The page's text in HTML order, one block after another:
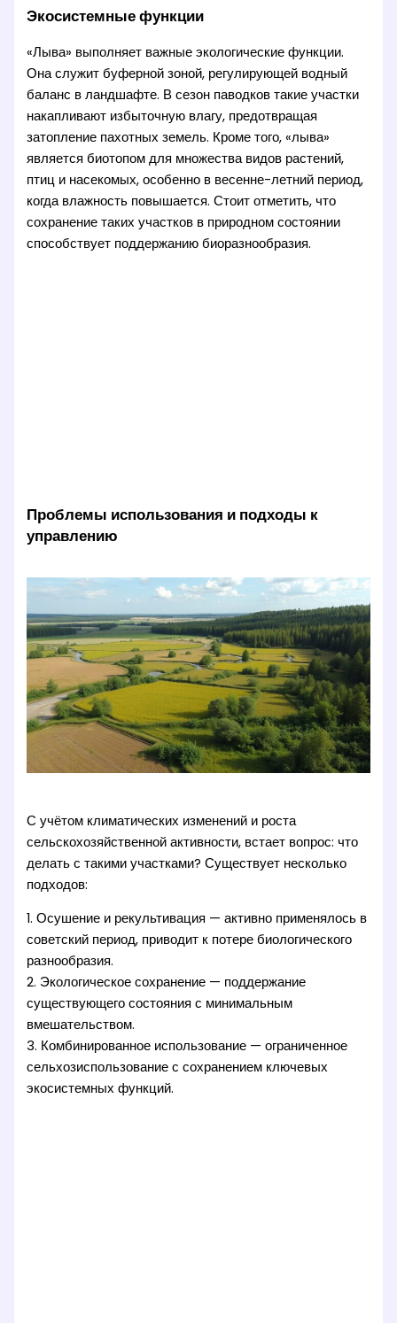
Экосистемные функции
«Лыва» выполняет важные экологические функции.
Она служит буферной зоной, регулирующей водный
баланс в ландшафте. В сезон паводков такие участки
накапливают избыточную влагу, предотвращая
затопление пахотных земель. Кроме того, «лыва»
является биотопом для множества видов растений,
птиц и насекомых, особенно в весенне-летний период,
когда влажность повышается. Стоит отметить, что
сохранение таких участков в природном состоянии
способствует поддержанию биоразнообразия.
Проблемы использования и подходы к
управлению
С учётом климатических изменений и роста
сельскохозяйственной активности, встает вопрос: что
делать с такими участками? Существует несколько
подходов:
1. Осушение и рекультивация — активно применялось в
советский период, приводит к потере биологического
разнообразия.
2. Экологическое сохранение — поддержание
существующего состояния с минимальным
вмешательством.
3. Комбинированное использование — ограниченное
сельхозиспользование с сохранением ключевых
экосистемных функций.